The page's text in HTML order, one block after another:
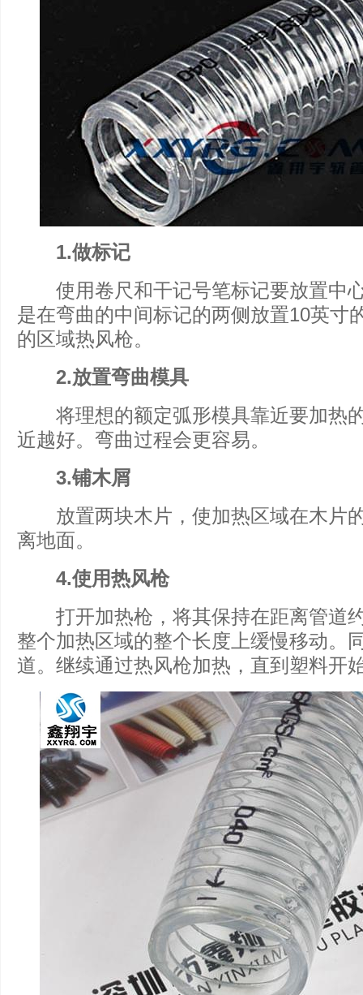
1.做标记
使用卷尺和干记号笔标记要放置中
是在弯曲的中间标记的两侧放置10英寸
的区域热风枪。
2.放置弯曲模具
将理想的额定弧形模具靠近要加热
近越好。弯曲过程会更容易。
3.铺木屑
放置两块木片，使加热区域在木片
离地面。
4.使用热风枪
打开加热枪，将其保持在距离管道
整个加热区域的整个长度上缓慢移动。
道。继续通过热风枪加热，直到塑料开